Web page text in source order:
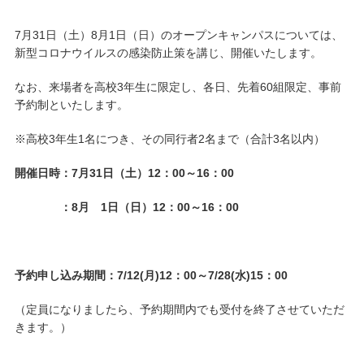
キャンパスライフ
学友会クラブ活動
7月31日（土）8月1日（日）のオープンキャンパスについては、
新型コロナウイルスの感染防止策を講じ、開催いたします。
なお、来場者を高校3年生に限定し、各日、先着60組限定、事前
予約制といたします。
※高校3年生1名につき、その同行者2名まで（合計3名以内）
開催日時： 7月 31日（土） 12： 00～16： 00
： 8月 1日（日） 12： 00～16： 00
予約申し込み期間： 7/12(月 )12： 00～7/28(水)15： 00
（定員になりましたら、予約期間内でも受付を終了させていただ
きます。）